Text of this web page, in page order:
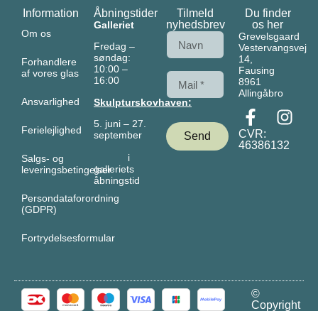
Information
Om os
Forhandlere
af vores glas
Ansvarlighed
Ferielejlighed
Salgs- og
leveringsbetingelser
Persondataforordning
(GDPR)
Fortrydelsesformular
Åbningstider
Galleriet
Fredag –
søndag:
10:00 –
16:00
Skulpturskovhaven:
5. juni – 27.
september
i
galleriets
åbningstid
Tilmeld
nyhedsbrev
Send
Du finder
os her
Grevelsgaard
Vestervangsvej
14,
Fausing
8961
Allingåbro
CVR:
46386132
©
Copyright